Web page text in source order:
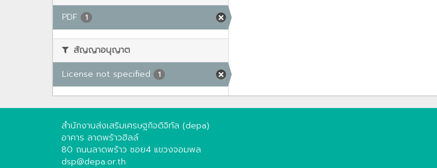
PDF
1
สัญญาอนุญาต
License not specified
1
สำนักงานส่งเสริมเศรษฐกิจดิจิทัล (depa)
อาคาร ลาดพร้าวฮิลล์
80 ถนนลาดพร้าว ซอย4 แขวงจอมพล
dsp@depa.or.th